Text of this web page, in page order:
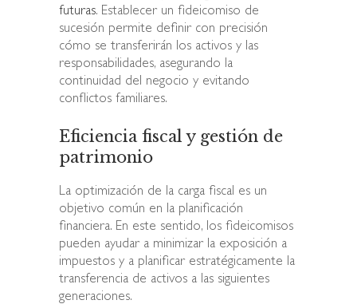
futuras. Establecer un fideicomiso de
sucesión permite definir con precisión
cómo se transferirán los activos y las
responsabilidades, asegurando la
continuidad del negocio y evitando
conflictos familiares.
Eficiencia fiscal y gestión de
patrimonio
La optimización de la carga fiscal es un
objetivo común en la planificación
financiera. En este sentido, los fideicomisos
pueden ayudar a minimizar la exposición a
impuestos y a planificar estratégicamente la
transferencia de activos a las siguientes
generaciones.